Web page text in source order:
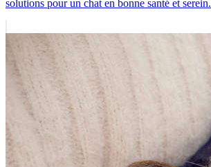
solutions pour un chat en bonne santé et serein.